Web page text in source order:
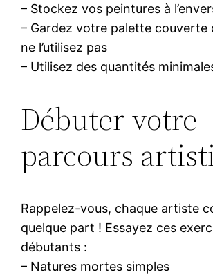
– Stockez vos peintures à
– Gardez votre palette couverte
ne l’utilisez pas
– Utilisez des quantités
Débuter votre
parcours
Rappelez-vous, chaque artiste
quelque part ! Essayez ces
débutants :
– Natures mortes simples